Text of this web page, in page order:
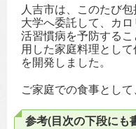
人吉市は、このたび
大学へ委託して、カ
活習慣病を予防する
用した家庭料理とし
を開発しました。
ご家庭での食事として
参考(目次の下段にも